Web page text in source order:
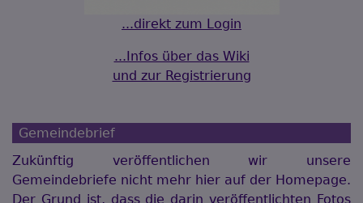
...direkt zum Login
...Infos über das Wiki
und zur Registrierung
Gemeindebrief
Zukünftig veröffentlichen wir unsere
Gemeindebriefe nicht mehr hier auf der Homepage.
Der Grund ist, dass die darin veröffentlichten Fotos